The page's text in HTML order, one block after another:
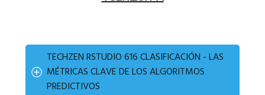
TECHZEN RSTUDIO 616 CLASIFICACIÓN - LAS
MÉTRICAS CLAVE DE LOS ALGORITMOS
PREDICTIVOS